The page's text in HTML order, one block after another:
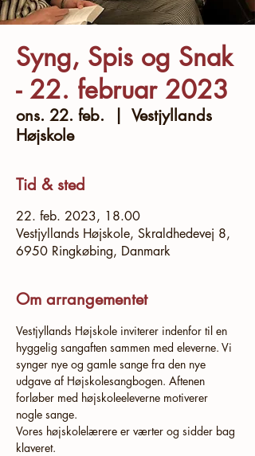
Syng, Spis og Snak
- 22. februar 2023
ons. 22. feb.
  |
Vestjyllands
Højskole
Tid & sted
22. feb. 2023, 18.00
Vestjyllands Højskole, Skraldhedevej 8,
6950 Ringkøbing, Danmark
Om arrangementet
Vestjyllands Højskole inviterer indenfor til en
hyggelig sangaften sammen med eleverne. Vi
synger nye og gamle sange fra den nye
udgave af Højskolesangbogen. Aftenen
forløber med højskoleeleverne motiverer
nogle sange.
Vores højskolelærere er værter og sidder bag
klaveret.